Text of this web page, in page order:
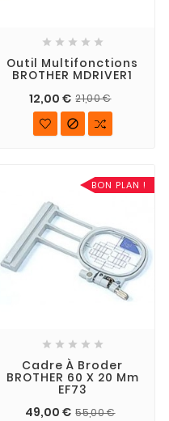
    
Outil Multifonctions
BROTHER MDRIVER1
12,00 € 21,00 €

BON PLAN !
    
Cadre À Broder
BROTHER 60 X 20 Mm
EF73
49,00 € 55,00 €